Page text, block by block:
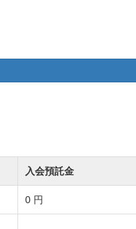
入会預託金
0 円